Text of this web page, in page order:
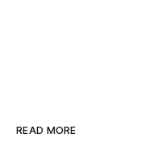
READ MORE